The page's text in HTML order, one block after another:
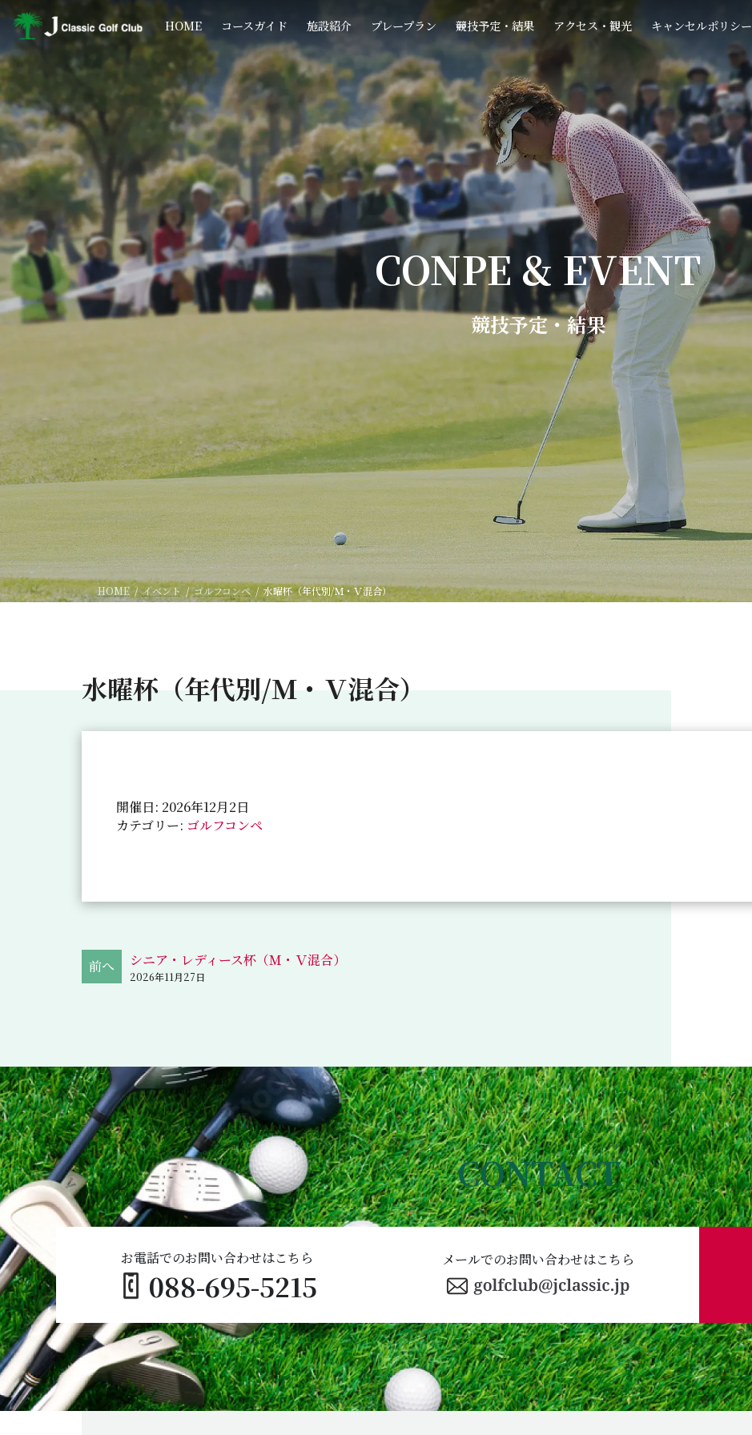
ン
へ
ス
ッ
プ
ー
ョ
ン
移
動
HOME コースガイド 施設紹介 プレープラン 競技予定・結果 アクセス・観光 キャンセルポリシー
CONPE & EVENT
競技予定・結果
HOME イベント ゴルフコンペ 水曜杯（年代別/Ｍ・Ｖ混合）
水曜杯（年代別/Ｍ・Ｖ混合）
開催日: 2026年12月2日
カテゴリー: ゴルフコンペ
シニア・レディース杯（Ｍ・Ｖ混合）
2026年11月27日
CONTACT
088-695-5215
お電話でのお問い合わせはこちら メールでのお問い合わせはこちら